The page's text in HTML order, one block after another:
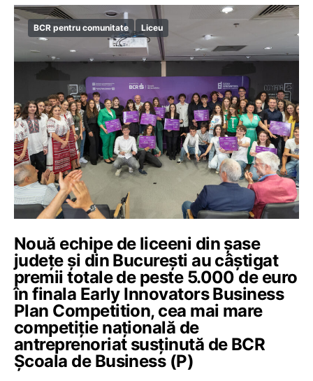
BCR pentru comunitate Liceu
Nouă echipe de liceeni din șase
județe și din București au câștigat
premii totale de peste 5.000 de euro
în finala Early Innovators Business
Plan Competition, cea mai mare
competiție națională de
antreprenoriat susținută de BCR
Școala de Business (P)